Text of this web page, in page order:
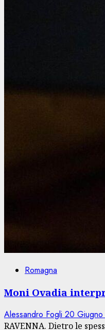
Romagna
Moni Ovadia
Alessandro Fogli 20
RAVENNA. Dietro le